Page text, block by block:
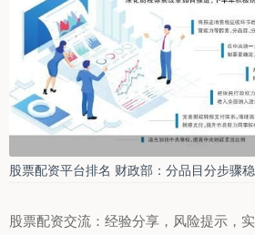
股票配资平台排名 财政部：分品目分步骤
股票配资交流：经验分享，风险提示，